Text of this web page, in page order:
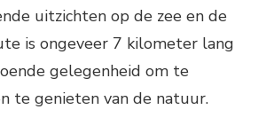
uitzichten op de zee en de
is ongeveer 7 kilometer lang
gelegenheid om te
te genieten van de natuur.